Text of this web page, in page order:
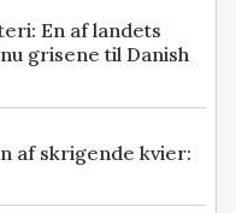
En af landets
grisene til Danish
af skrigende kvier: